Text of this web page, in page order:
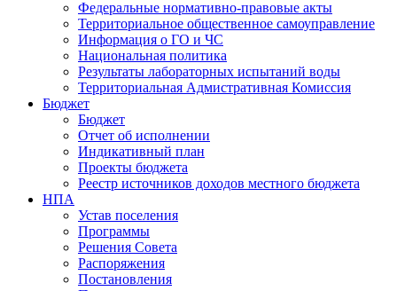
Федеральные нормативно-правовые акты
Территориальное общественное самоуправление
Информация о ГО и ЧС
Национальная политика
Результаты лабораторных испытаний воды
Территориальная Адмистративная Комиссия
Бюджет
Бюджет
Отчет об исполнении
Индикативный план
Проекты бюджета
Реестр источников доходов местного бюджета
НПА
Устав поселения
Программы
Решения Совета
Распоряжения
Постановления